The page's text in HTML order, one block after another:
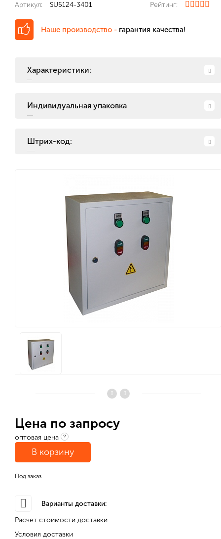
Артикул: SU5124-3401 Рейтинг:
Наше производство - гарантия качества!
Характеристики:
Индивидуальная упаковка
Штрих-код:
Цена по запросу
оптовая цена ?
В корзину
Под заказ
Варианты доставки:
Расчет стоимости доставки
Условия доставки